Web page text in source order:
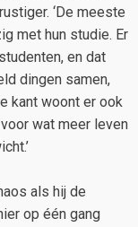
‘De meeste
met hun studie. Er
en dat
dingen samen,
kant woont er ook
wat meer leven
als hij de
op één gang